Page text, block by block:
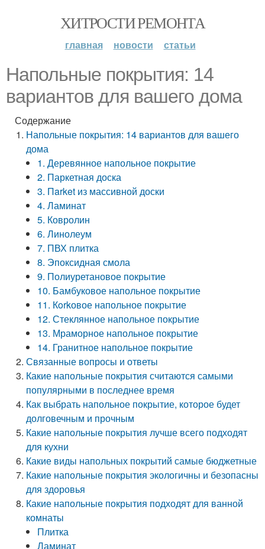
ХИТРОСТИ РЕМОНТА
главная новости статьи
Напольные покрытия: 14
вариантов для вашего дома
Содержание
Напольные покрытия: 14 вариантов для вашего
дома
1. Деревянное напольное покрытие
2. Паркетная доска
3. Пarket из массивной доски
4. Ламинат
5. Ковролин
6. Линолеум
7. ПВХ плитка
8. Эпоксидная смола
9. Полиуретановое покрытие
10. Бамбуковое напольное покрытие
11. Кorkовое напольное покрытие
12. Стеклянное напольное покрытие
13. Мраморное напольное покрытие
14. Гранитное напольное покрытие
Связанные вопросы и ответы
Какие напольные покрытия считаются самыми
популярными в последнее время
Как выбрать напольное покрытие, которое будет
долговечным и прочным
Какие напольные покрытия лучше всего подходят
для кухни
Какие виды напольных покрытий самые бюджетные
Какие напольные покрытия экологичны и безопасны
для здоровья
Какие напольные покрытия подходят для ванной
комнаты
Плитка
Ламинат